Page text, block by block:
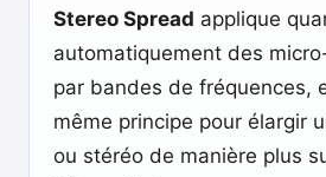
Stereo Spread applique
automatiquement des
par bandes de fréquences,
même principe pour élargir
ou stéréo de manière plus